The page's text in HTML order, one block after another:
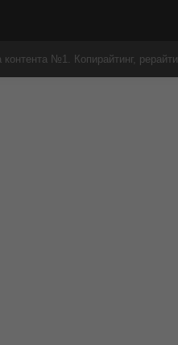
№1. Копирайтинг,